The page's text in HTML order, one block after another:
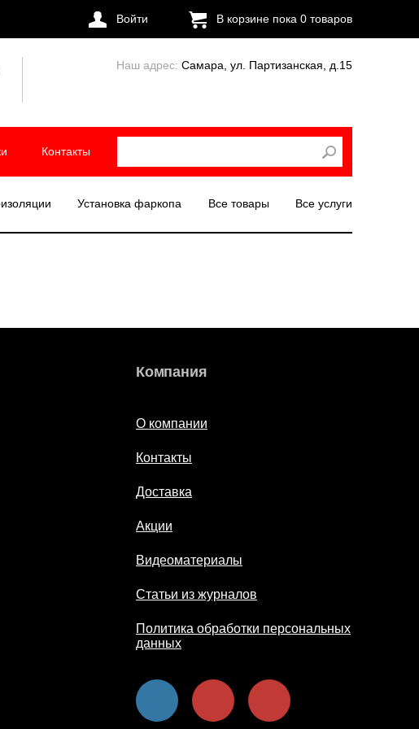
Войти В корзине пока 0 товаров
Наш адрес: Самара, ул. Партизанская, д.15
Контакты
Установка фаркопа Все товары Все услуги
Компания
О компании
Контакты
Доставка
Акции
Видеоматериалы
Статьи из журналов
Политика обработки персональных
данных